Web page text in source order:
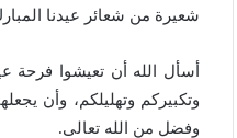
شعيرة من شعائر عيدنا
أسأل الله أن تعيشوا فرحة
وتكبيركم وتهليلكم، وأن
وفضل من الله تعالى.